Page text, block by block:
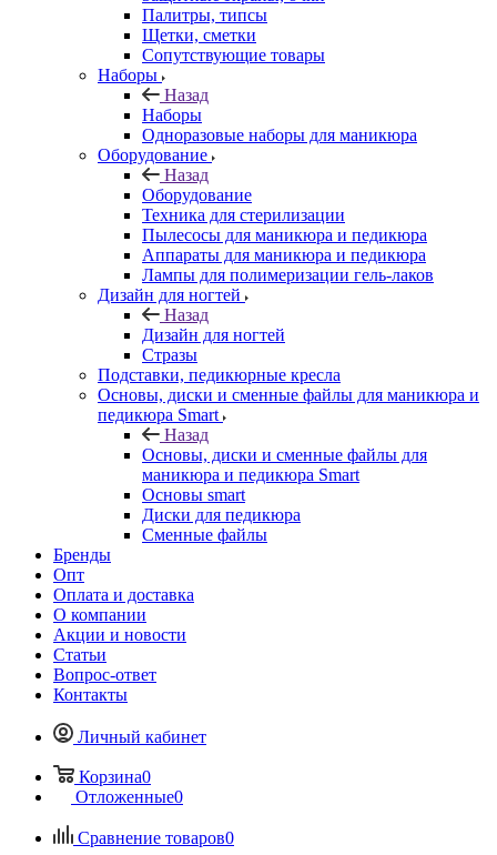
Палитры, типсы
Щетки, сметки
Сопутствующие товары
Наборы
Назад
Наборы
Одноразовые наборы для маникюра
Оборудование
Назад
Оборудование
Техника для стерилизации
Пылесосы для маникюра и педикюра
Аппараты для маникюра и педикюра
Лампы для полимеризации гель-лаков
Дизайн для ногтей
Назад
Дизайн для ногтей
Стразы
Подставки, педикюрные кресла
Основы, диски и сменные файлы для маникюра и
педикюра Smart
Назад
Основы, диски и сменные файлы для
маникюра и педикюра Smart
Основы smart
Диски для педикюра
Сменные файлы
Бренды
Опт
Оплата и доставка
О компании
Акции и новости
Статьи
Вопрос-ответ
Контакты
Личный кабинет
Корзина0
Отложенные0
Сравнение товаров0